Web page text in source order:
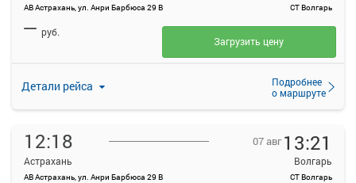
АВ Астрахань, ул. Анри Барбюса 29 В СТ Волгарь
Детали рейса
Подробнее
о маршруте
— руб.
Загрузить цену
12:18
Астрахань
АВ Астрахань, ул. Анри Барбюса 29 В
07 авг 13:21
Волгарь
СТ Волгарь